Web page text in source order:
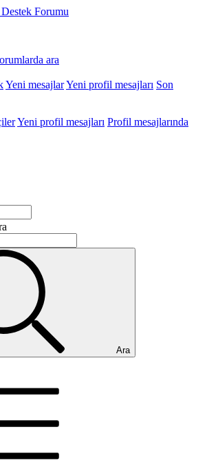
Forumu
ara
Yeni mesajlarYeni profil mesajları Son
Yeni profil mesajları Profil mesajlarında
Ara